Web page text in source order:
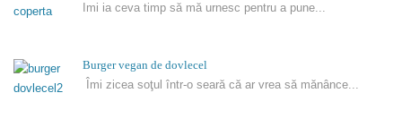
Imi ia ceva timp să mă urnesc pentru a pune...
Burger vegan de dovlecel
Îmi zicea soţul într-o seară că ar vrea să mănânce...